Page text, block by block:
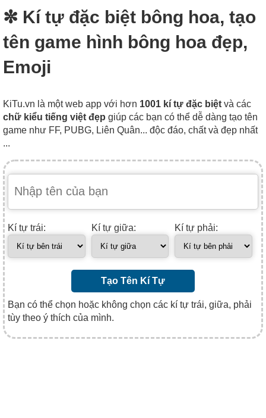
✼ Kí tự đặc biệt bông hoa, tạo
tên game hình bông hoa đẹp,
Emoji
KiTu.vn là một web app với hơn 1001 kí tự đặc biệt và các
chữ kiểu tiếng việt đẹp giúp các bạn có thể dễ dàng tạo tên
game như FF, PUBG, Liên Quân... độc đáo, chất và đẹp nhất
...
Kí tự trái: Kí tự giữa: Kí tự phải:
Tạo Tên Kí Tự
Bạn có thể chọn hoặc không chọn các kí tự trái, giữa, phải
tùy theo ý thích của mình.